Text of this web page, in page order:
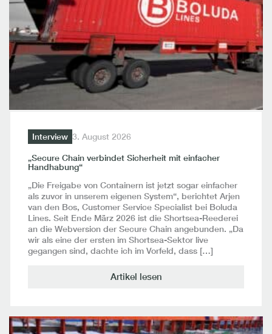
Interview 3. August 2026
„Secure Chain verbindet Sicherheit mit einfacher
Handhabung“
„Die Freigabe von Containern ist jetzt sogar einfacher
als zuvor in unserem eigenen System“, berichtet Arjen
van den Bos, Customer Service Specialist bei Boluda
Lines. Seit Ende März 2026 ist die Shortsea-Reederei
an die Webversion der Secure Chain angebunden. „Da
wir als eine der ersten im Shortsea-Sektor live
gegangen sind, dachte ich im Vorfeld, dass […]
Artikel lesen